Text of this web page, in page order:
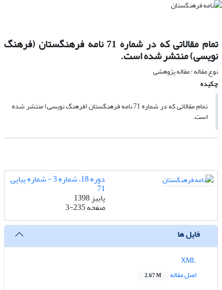
تمام مقالاتی که در شماره 71 نامه فرهنگستان (فرهنگ
نویسی) منتشر شده است.
نوع مقاله : مقاله پژوهشی
چکیده
تمام مقالاتی که در شماره 71 نامه فرهنگستان (فرهنگ نویسی) منتشر شده
است.
دوره 18، شماره 3 - شماره پیاپی
71
پاییز 1398
صفحه3-235
فایل ها
اصل مقاله
2.67 M